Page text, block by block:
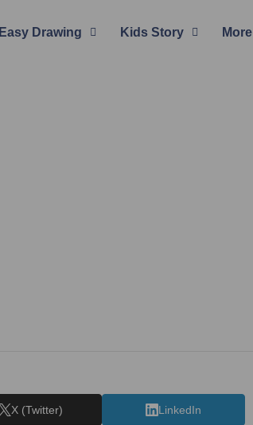
Easy Drawing Kids Story More
X (Twitter) LinkedIn